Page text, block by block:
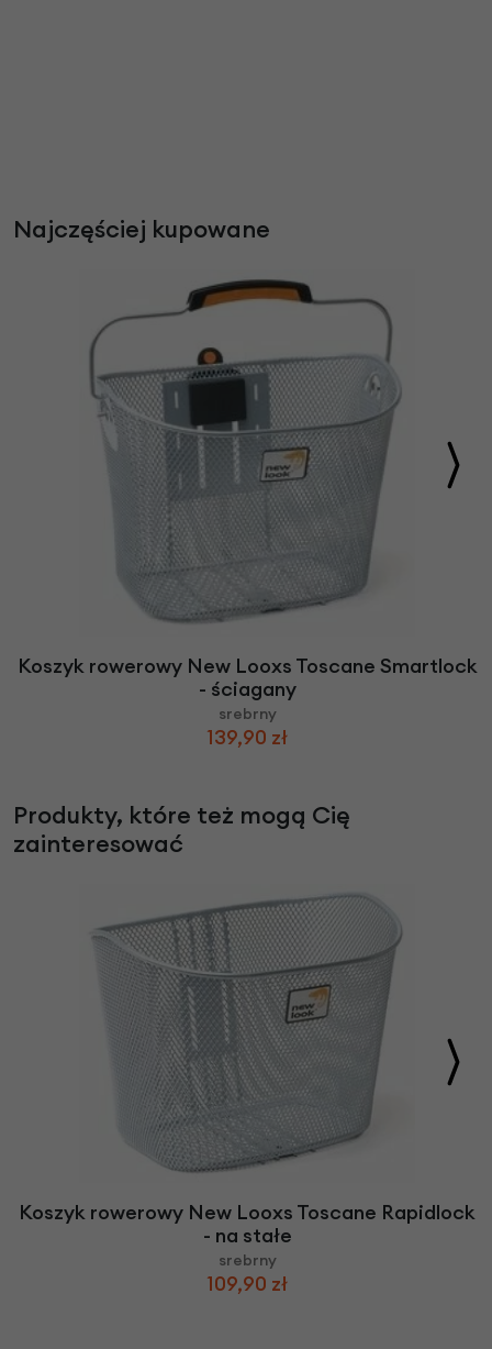
Najczęściej kupowane
Koszyk rowerowy New Looxs Toscane Smartlock
- ściagany
srebrny
139,90 zł
Produkty, które też mogą Cię
zainteresować
Koszyk rowerowy New Looxs Toscane Rapidlock
- na stałe
srebrny
109,90 zł